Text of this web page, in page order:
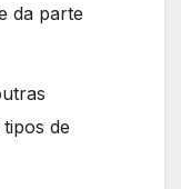
da parte
de